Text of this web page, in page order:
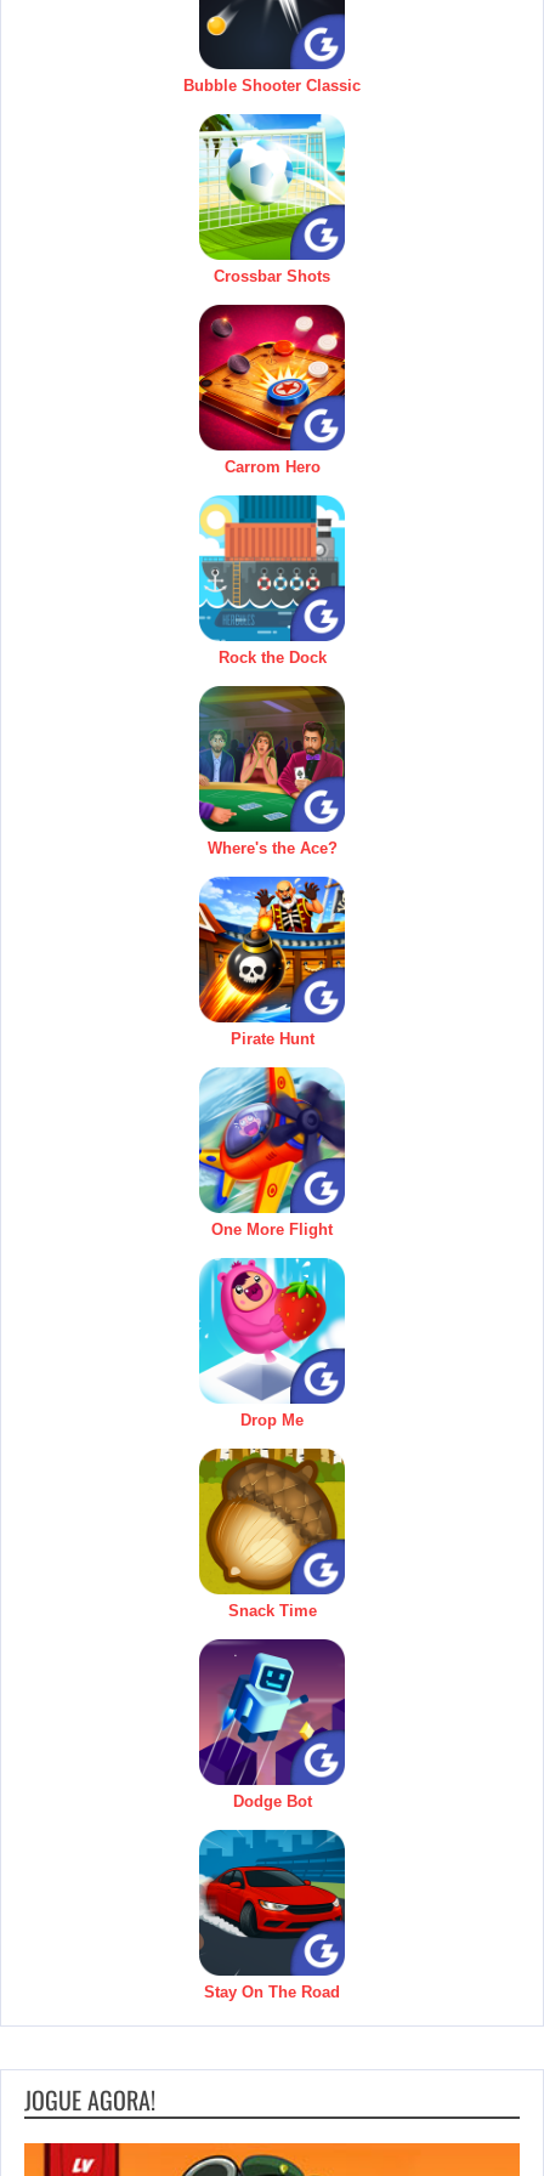
Bubble Shooter Classic
Crossbar Shots
Carrom Hero
Rock the Dock
Where's the Ace?
Pirate Hunt
One More Flight
Drop Me
Snack Time
Dodge Bot
Stay On The Road
JOGUE AGORA!